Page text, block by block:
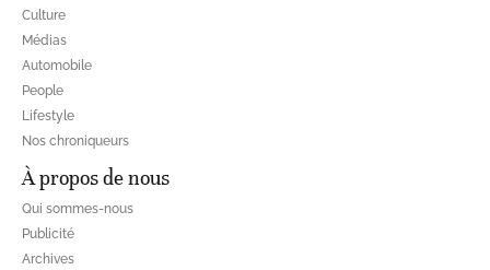
Culture
Médias
Automobile
People
Lifestyle
Nos chroniqueurs
À propos de nous
Qui sommes-nous
Publicité
Archives